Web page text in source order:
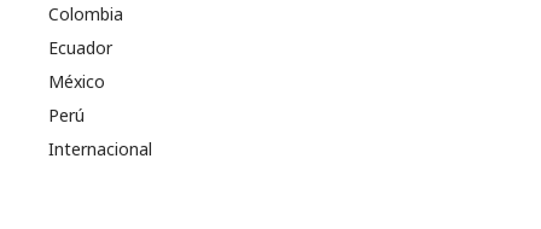
Colombia
Ecuador
México
Perú
Internacional